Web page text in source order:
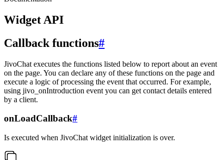
Widget API
Callback functions#
JivoChat executes the functions listed below to report about an event
on the page. You can declare any of these functions on the page and
execute a logic of processing the event that occurred. For example,
using jivo_onIntroduction event you can get contact details entered
by a client.
onLoadCallback#
Is executed when JivoChat widget initialization is over.